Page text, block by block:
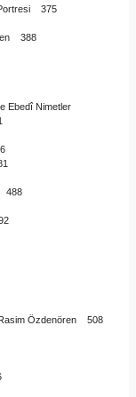
Portresi 375
388
Ebedî Nimetler
488
Rasim Özdenören 508